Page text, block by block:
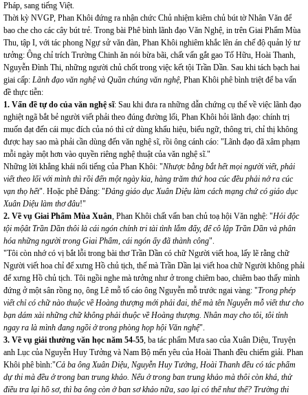
Pháp, sang tiếng Việt.
Thời kỳ NVGP, Phan Khôi đứng ra nhận chức Chủ nhiệm kiêm chủ bút tờ Nhân Văn để
bao che cho các cây bút trẻ. Trong bài Phê bình lãnh đạo Văn Nghệ, in trên Giai Phẩm Mùa
Thu, tập I, với tác phong Ngự sử văn đàn, Phan Khôi nghiêm khắc lên án chế độ quản lý tư
tưởng: Ông chỉ trích Trường Chinh ăn nói bừa bãi, chất vấn gắt gao Tố Hữu, Hoài Thanh,
Nguyễn Đình Thi, những người chủ chốt trong việc kết tội Trần Dần. Sau khi tách bạch hai
giai cấp: Lãnh đạo văn nghệ và Quần chúng văn nghệ, Phan Khôi phê bình triệt để ba vấn
đề thực tiễn:
1. Vấn đề tự do của văn nghệ sĩ: Sau khi đưa ra những dẫn chứng cụ thể về việc lãnh đạo
nghiệt ngã bắt bẻ người viết phải theo đúng đường lối, Phan Khôi hỏi lãnh đạo: chính trị
muốn đạt đến cái mục đích của nó thì cứ dùng khẩu hiệu, biểu ngữ, thông tri, chỉ thị không
được hay sao mà phải cần dùng đến văn nghệ sĩ, rồi ông cánh cáo: "Lãnh đạo đã xâm phạm
mỗi ngày một hơn vào quyền riêng nghệ thuật của văn nghệ sĩ."
Những lời khẳng khái nổi tiếng của Phan Khôi: "Nhược bằng bắt hết mọi người viết, phải
viết theo lối với mình thì rồi đến một ngày kia, hàng trăm thứ hoa cúc đều phải nở ra cúc
vạn thọ hết". Hoặc phê Đảng: "Đảng giáo dục Xuân Diệu làm cách mạng chứ có giáo dục
Xuân Diệu làm thơ đâu!"
2. Về vụ Giai Phẩm Mùa Xuân, Phan Khôi chất vấn ban chủ toạ hội Văn nghệ: "Hỏi độc
tội mộât Trần Dần thôi là cái ngón chính tri tài tình lắm đấy, để cô lập Trần Dần và phân
hóa những người trong Giai Phẩm, cái ngón ấy đã thành công".
"Tôi còn nhớ có vị bắt lỗi trong bài thơ Trần Dần có chữ Người viết hoa, lấy lẽ rằng chữ
Người viết hoa chỉ để xưng Hồ chủ tịch, thế mà Trần Dần lại viết hoa chữ Người không phải
để xưng Hồ chủ tịch. Tôi ngồi nghe mà tưởng như ở trong chiêm bao, chiêm bao thấy mình
đứng ở một sân rồng nọ, ông Lê mỗ tố cáo ông Nguyễn mỗ trước ngai vàng: "Trong phép
viết chỉ có chữ nào thuộc về Hoàng thượng mới phải đai, thế mà tên Nguyễn mỗ viết thư cho
bạn dám xài những chữ không phải thuộc về Hoàng thượng. Nhân may cho tôi, tôi tỉnh
ngay ra là mình đang ngồi ở trong phòng họp hội Văn nghệ".
3. Về vụ giải thưởng văn học năm 54-55, ba tác phẩm Mưa sao của Xuân Diệu, Truyện
anh Lục của Nguyễn Huy Tưởng và Nam Bộ mến yêu của Hoài Thanh đều chiếm giải. Phan
Khôi phê bình:"Cả ba ông Xuân Diệu, Nguyễn Huy Tưởng, Hoài Thanh đều có tác phẩm
dự thi mà đều ở trong ban trung khảo. Nếu ở trong ban trung khảo mà thôi còn khá, thử
điều tra lại hồ sơ, thì ba ông còn ở ban sơ khảo nữa, sao lại có thể như thế? Trường thi